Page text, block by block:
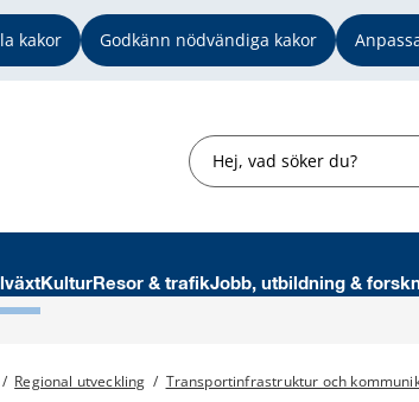
kakor Godkänn nödvändiga kakor
Sök
KulturResor & trafikJobb, utbildning &
/ Regional utveckling / Transportinfrastruktur och